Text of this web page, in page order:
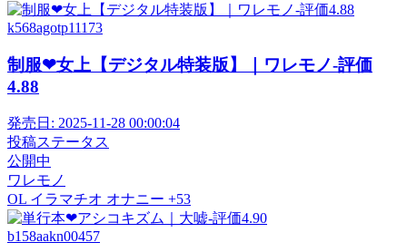
k568agotp11173
制服❤女上【デジタル特装版】｜ワレモノ-評価
4.88
発売日: 2025-11-28 00:00:04
投稿ステータス
公開中
ワレモノ
OL イラマチオ オナニー +53
b158aakn00457